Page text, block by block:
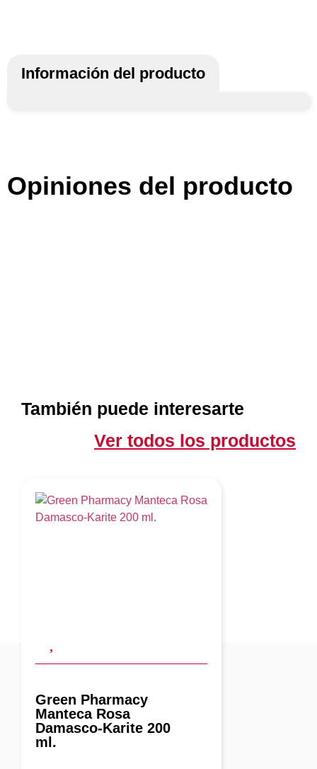
Información del producto
Opiniones del producto
También puede interesarte
Ver todos los productos
Green Pharmacy
Manteca Rosa
Damasco-Karite 200
ml.